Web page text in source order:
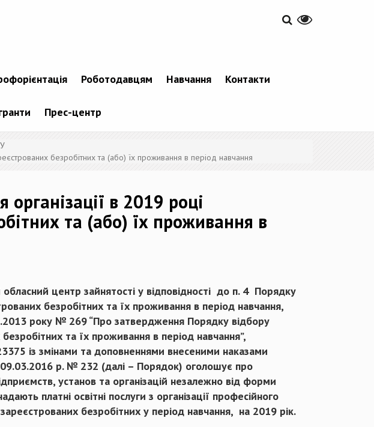
Роботодавцям Навчання Контакти
Прес-центр
безробітних та (або) їх проживання в період навчання
в 2019 році
та (або) їх проживання в
центр зайнятості у відповідності до п. 4 Порядку
безробітних та їх проживання в період навчання,
року № 269 “Про затвердження Порядку відбору
та їх проживання в період навчання”,
із змінами та доповненнями внесеними наказами
09.03.2016 р. № 232 (далі – Порядок) оголошує про
установ та організацій незалежно від форми
платні освітні послуги з організації професійного
безробітних у період навчання, на 2019 рік.